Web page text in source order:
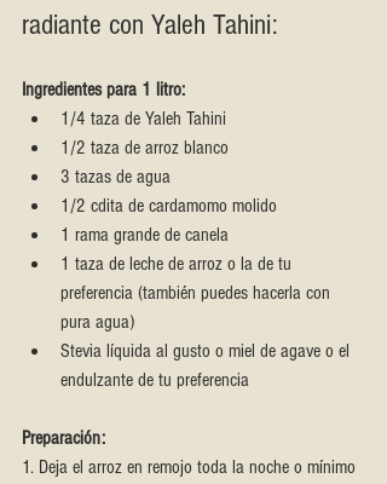
radiante con Yaleh Tahini:
Ingredientes para 1 litro:
1/4 taza de Yaleh Tahini
1/2 taza de arroz blanco
3 tazas de agua
1/2 cdita de cardamomo molido
1 rama grande de canela
1 taza de leche de arroz o la de tu
preferencia (también puedes hacerla con
pura agua)
Stevia líquida al gusto o miel de agave o el
endulzante de tu preferencia
Preparación:
1. Deja el arroz en remojo toda la noche o mínimo